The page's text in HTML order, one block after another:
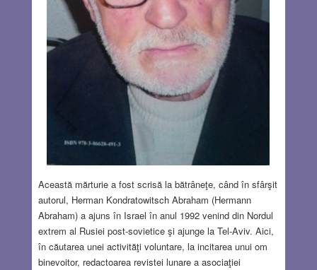
Această mărturie a fost scrisă la bătrâneţe, când în sfârşit
autorul, Herman Kondratowitsch Abraham (Hermann
Abraham) a ajuns în Israel în anul 1992 venind din Nordul
extrem al Rusiei post-sovietice şi ajunge la Tel-Aviv. Aici,
în căutarea unei activităţi voluntare, la incitarea unui om
binevoitor, redactoarea revistei lunare a asociaţiei